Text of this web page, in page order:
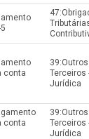
conta
Terceiros
Jurídica
conta
Terceiros
Jurídica